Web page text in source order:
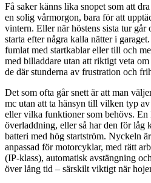
Få saker känns lika snopet som att
en solig vårmorgon, bara för att
vintern. Eller när höstens sista tur
starta efter några kalla nätter i
fumlat med startkablar eller till och
med billaddare utan att riktigt veta
de där stunderna av frustration och
Det som ofta går snett är att man
mc utan att ta hänsyn till vilken typ
eller vilka funktioner som behövs. En
överladdning, eller så har den för låg
batteri med hög startström. Nyckeln
anpassad för motorcyklar, med rätt
(IP-klass), automatisk avstängning
över lång tid – särskilt viktigt när